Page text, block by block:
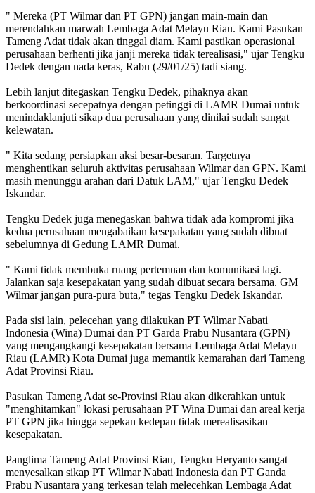
" Mereka (PT Wilmar dan PT GPN) jangan main-main dan
merendahkan marwah Lembaga Adat Melayu Riau. Kami Pasukan
Tameng Adat tidak akan tinggal diam. Kami pastikan operasional
perusahaan berhenti jika janji mereka tidak terealisasi," ujar Tengku
Dedek dengan nada keras, Rabu (29/01/25) tadi siang.
Lebih lanjut ditegaskan Tengku Dedek, pihaknya akan
berkoordinasi secepatnya dengan petinggi di LAMR Dumai untuk
menindaklanjuti sikap dua perusahaan yang dinilai sudah sangat
kelewatan.
" Kita sedang persiapkan aksi besar-besaran. Targetnya
menghentikan seluruh aktivitas perusahaan Wilmar dan GPN. Kami
masih menunggu arahan dari Datuk LAM," ujar Tengku Dedek
Iskandar.
Tengku Dedek juga menegaskan bahwa tidak ada kompromi jika
kedua perusahaan mengabaikan kesepakatan yang sudah dibuat
sebelumnya di Gedung LAMR Dumai.
" Kami tidak membuka ruang pertemuan dan komunikasi lagi.
Jalankan saja kesepakatan yang sudah dibuat secara bersama. GM
Wilmar jangan pura-pura buta," tegas Tengku Dedek Iskandar.
Pada sisi lain, pelecehan yang dilakukan PT Wilmar Nabati
Indonesia (Wina) Dumai dan PT Garda Prabu Nusantara (GPN)
yang mengangkangi kesepakatan bersama Lembaga Adat Melayu
Riau (LAMR) Kota Dumai juga memantik kemarahan dari Tameng
Adat Provinsi Riau.
Pasukan Tameng Adat se-Provinsi Riau akan dikerahkan untuk
"menghitamkan" lokasi perusahaan PT Wina Dumai dan areal kerja
PT GPN jika hingga sepekan kedepan tidak merealisasikan
kesepakatan.
Panglima Tameng Adat Provinsi Riau, Tengku Heryanto sangat
menyesalkan sikap PT Wilmar Nabati Indonesia dan PT Ganda
Prabu Nusantara yang terkesan telah melecehkan Lembaga Adat